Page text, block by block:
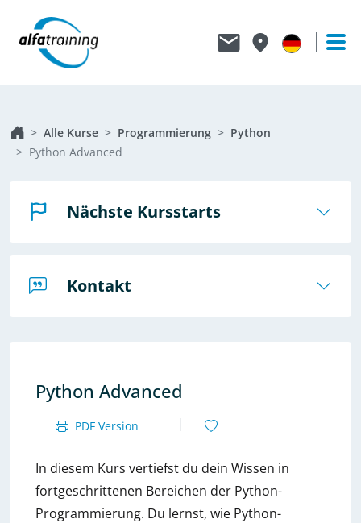
Alle Kurse Programmierung
Python
Python Advanced
Nächste Kursstarts
Kontakt
Python Advanced
PDF Version
In diesem Kurs vertiefst du dein Wissen in
fortgeschrittenen Bereichen der Python-
Programmierung. Du lernst, wie Python-